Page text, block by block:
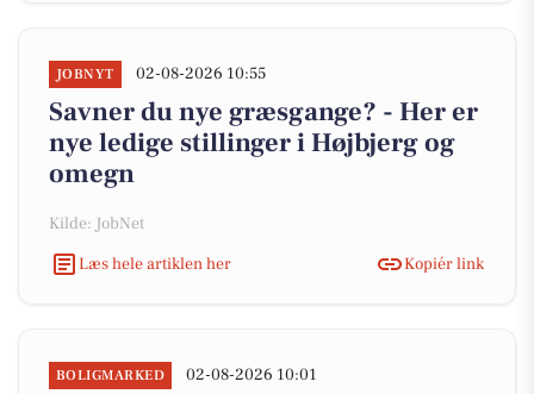
JOBNYT 02-08-2026 10:55
Savner du nye græsgange? - Her er
nye ledige stillinger i Højbjerg og
omegn
Kilde: JobNet
Læs hele artiklen her
Kopiér link
BOLIGMARKED 02-08-2026 10:01